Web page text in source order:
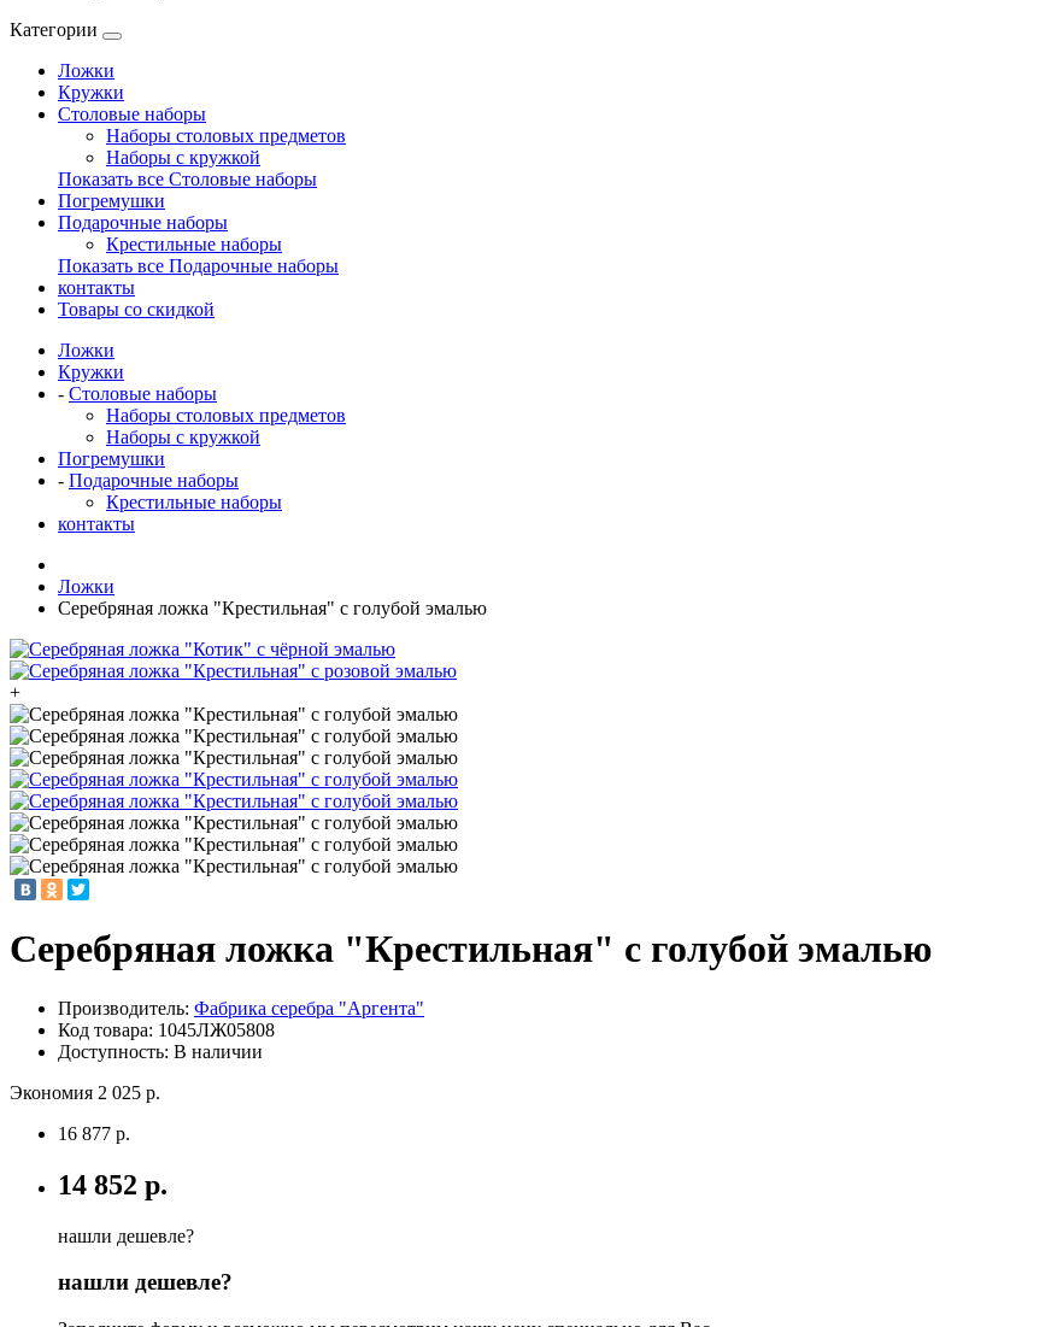
Категории
Ложки
Кружки
Столовые наборы
Наборы столовых предметов
Наборы с кружкой
Показать все Столовые наборы
Погремушки
Подарочные наборы
Крестильные наборы
Показать все Подарочные наборы
контакты
Товары со скидкой
Ложки
Кружки
- Столовые наборы
Наборы столовых предметов
Наборы с кружкой
Погремушки
- Подарочные наборы
Крестильные наборы
контакты
Ложки
Серебряная ложка "Крестильная" с голубой эмалью
+
Серебряная ложка "Крестильная" с голубой эмалью
Производитель: Фабрика серебра "Аргента"
Код товара: 1045ЛЖ05808
Доступность: В наличии
Экономия 2 025 р.
16 877 р.
14 852 р.
нашли дешевле?
нашли дешевле?